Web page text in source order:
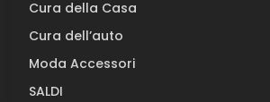
Cura della Casa
Cura dell’auto
Moda Accessori
SALDI